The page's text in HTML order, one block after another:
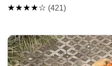
★★★★☆ (421)